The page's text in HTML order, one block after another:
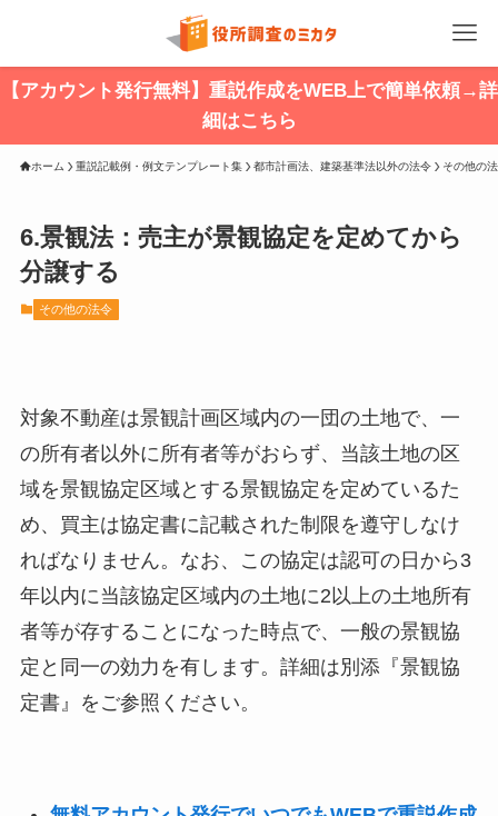
【アカウント発行無料】重説作成をWEB上で簡単依頼→詳
細はこちら
ホーム 重説記載例・例文テンプレート集 都市計画法、建築基準法以外の法令 その他の
6.景観法：売主が景観協定を定めてから
分譲する
その他の法令
対象不動産は景観計画区域内の一団の土地で、一
の所有者以外に所有者等がおらず、当該土地の区
域を景観協定区域とする景観協定を定めているた
め、買主は協定書に記載された制限を遵守しなけ
ればなりません。なお、この協定は認可の日から3
年以内に当該協定区域内の土地に2以上の土地所有
者等が存することになった時点で、一般の景観協
定と同一の効力を有します。詳細は別添『景観協
定書』をご参照ください。